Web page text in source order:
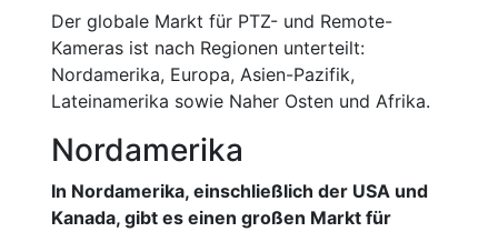
Der globale Markt für PTZ- und Remote-
Kameras ist nach Regionen unterteilt:
Nordamerika, Europa, Asien-Pazifik,
Lateinamerika sowie Naher Osten und Afrika.
Nordamerika
In Nordamerika, einschließlich der USA und
Kanada, gibt es einen großen Markt für